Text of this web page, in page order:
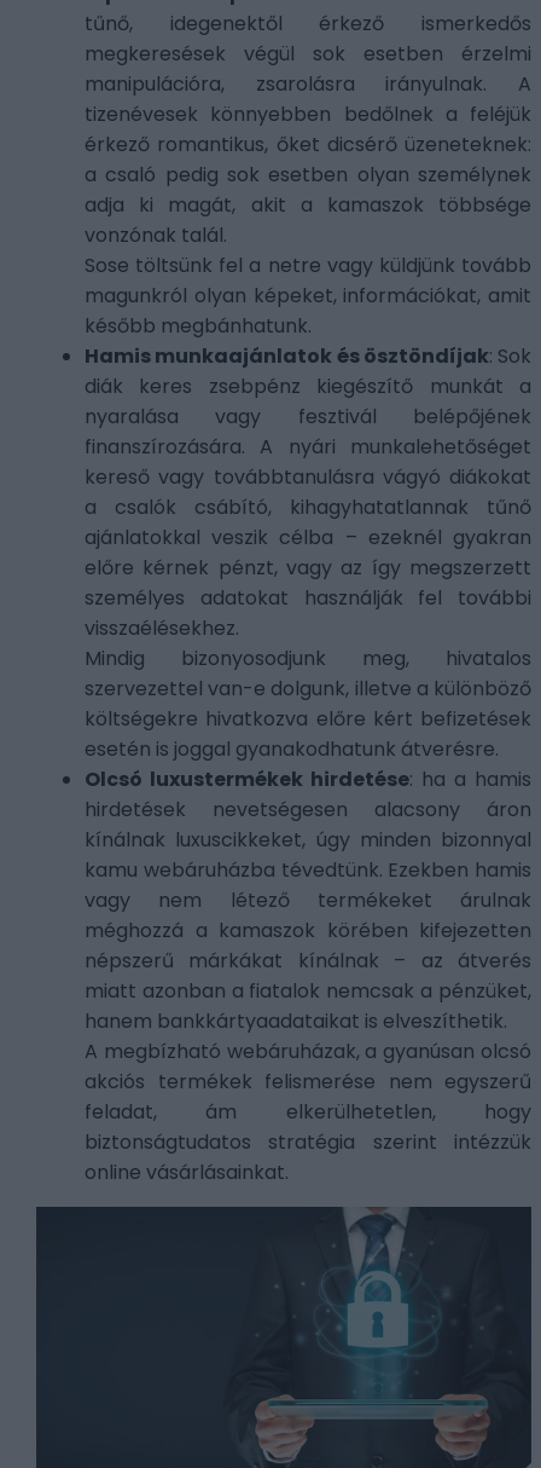
tűnő, idegenektől érkező ismerkedős
megkeresések végül sok esetben érzelmi
manipulációra, zsarolásra irányulnak. A
tizenévesek könnyebben bedőlnek a feléjük
érkező romantikus, őket dicsérő üzeneteknek:
a csaló pedig sok esetben olyan személynek
adja ki magát, akit a kamaszok többsége
vonzónak talál.
Sose töltsünk fel a netre vagy küldjünk tovább
magunkról olyan képeket, információkat, amit
később megbánhatunk.
Hamis munkaajánlatok és ösztöndíjak: Sok
diák keres zsebpénz kiegészítő munkát a
nyaralása vagy fesztivál belépőjének
finanszírozására. A nyári munkalehetőséget
kereső vagy továbbtanulásra vágyó diákokat
a csalók csábító, kihagyhatatlannak tűnő
ajánlatokkal veszik célba – ezeknél gyakran
előre kérnek pénzt, vagy az így megszerzett
személyes adatokat használják fel további
visszaélésekhez.
Mindig bizonyosodjunk meg, hivatalos
szervezettel van-e dolgunk, illetve a különböző
költségekre hivatkozva előre kért befizetések
esetén is joggal gyanakodhatunk átverésre.
Olcsó luxustermékek hirdetése: ha a hamis
hirdetések nevetségesen alacsony áron
kínálnak luxuscikkeket, úgy minden bizonnyal
kamu webáruházba tévedtünk. Ezekben hamis
vagy nem létező termékeket árulnak
méghozzá a kamaszok körében kifejezetten
népszerű márkákat kínálnak – az átverés
miatt azonban a fiatalok nemcsak a pénzüket,
hanem bankkártyaadataikat is elveszíthetik.
A megbízható webáruházak, a gyanúsan olcsó
akciós termékek felismerése nem egyszerű
feladat, ám elkerülhetetlen, hogy
biztonságtudatos stratégia szerint intézzük
online vásárlásainkat.